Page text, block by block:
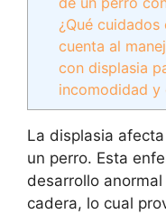
¿Qué
cuenta al
con displasia
incomodidad y
La displasia
un perro. Esta
desarrollo
cadera, lo cual